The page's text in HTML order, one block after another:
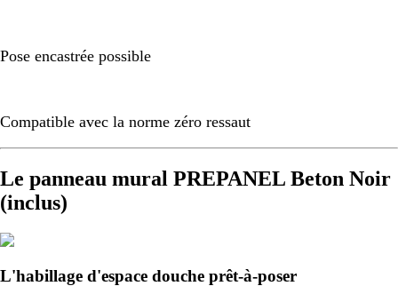
Pose encastrée possible
Compatible avec la norme zéro ressaut
Le panneau mural PREPANEL Beton Noir
(inclus)
L'habillage d'espace douche prêt-à-poser